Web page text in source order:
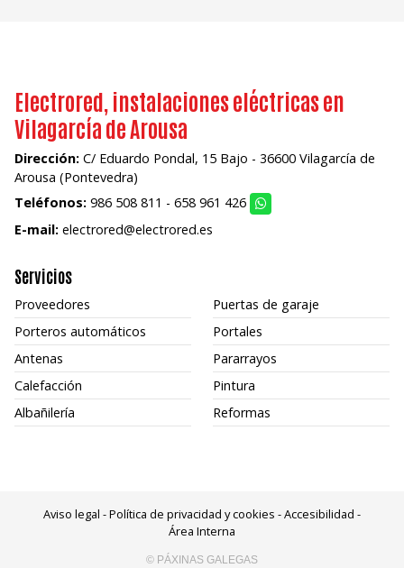
Electrored, instalaciones eléctricas en
Vilagarcía de Arousa
Dirección: C/ Eduardo Pondal, 15 Bajo - 36600 Vilagarcía de
Arousa (Pontevedra)
Teléfonos: 986 508 811 - 658 961 426
E-mail: electrored@electrored.es
Servicios
Proveedores
Puertas de garaje
Porteros automáticos
Portales
Antenas
Pararrayos
Calefacción
Pintura
Albañilería
Reformas
Aviso legal -Política de privacidad y cookies -Accesibilidad -
Área Interna
© PÁXINAS GALEGAS